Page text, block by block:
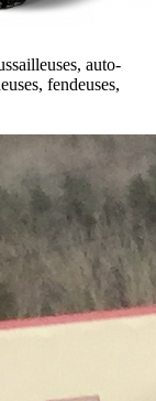
auto-
fendeuses,